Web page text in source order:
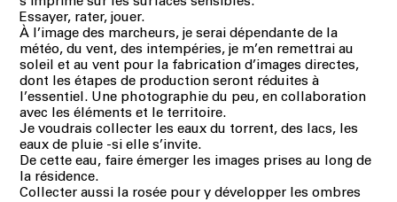
Essayer, rater, jouer.
À l’image des marcheurs, je serai dépendante de la
météo, du vent, des intempéries, je m’en remettrai au
soleil et au vent pour la fabrication d’images directes,
dont les étapes de production seront réduites à
l’essentiel. Une photographie du peu, en collaboration
avec les éléments et le territoire.
Je voudrais collecter les eaux du torrent, des lacs, les
eaux de pluie -si elle s’invite.
De cette eau, faire émerger les images prises au long de
la résidence.
Collecter aussi la rosée pour y développer les ombres